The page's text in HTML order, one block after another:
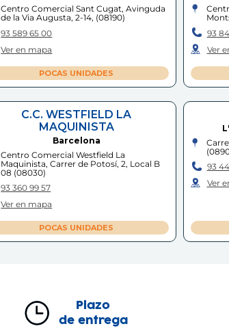
Centro Comercial Sant Cugat, Avinguda
de la Via Augusta, 2-14, (08190)
93 589 65 00
Ver en mapa
POCAS UNIDADES
93
Ver
C.C. WESTFIELD LA
MAQUINISTA
Barcelona
Centro Comercial Westfield La
Maquinista, Carrer de Potosí, 2, Local B
08 (08030)
93 360 99 57
Ver en mapa
POCAS UNIDADES
(
93
Ver
08100)
93 579 47 28
93
Plazo
de entrega